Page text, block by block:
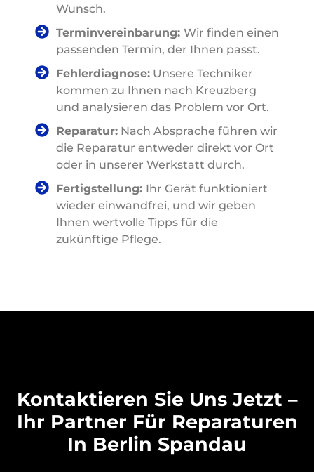
Wunsch.
Terminvereinbarung: Wir finden einen
passenden Termin, der Ihnen passt.
Fehlerdiagnose: Unsere Techniker
kommen zu Ihnen nach Kreuzberg
und analysieren das Problem vor Ort.
Reparatur: Nach Absprache führen wir
die Reparatur entweder direkt vor Ort
oder in unserer Werkstatt durch.
Fertigstellung: Ihr Gerät funktioniert
wieder einwandfrei, und wir geben
Ihnen wertvolle Tipps für die
zukünftige Pflege.
Kontaktieren Sie Uns Jetzt –
Ihr Partner Für Reparaturen
In Berlin Spandau